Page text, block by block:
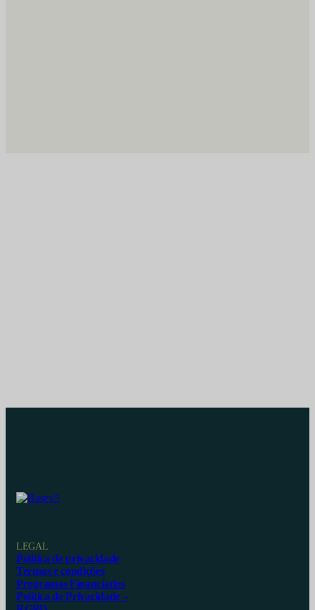
LEGAL
Política de privacidade
Termos e condições
Programas Financiados
Política de Privacidade –